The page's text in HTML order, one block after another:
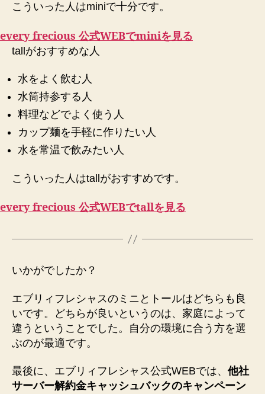
こういった人はminiで十分です。
every frecious 公式WEBでminiを見る
tallがおすすめな人
水をよく飲む人
水筒持参する人
料理などでよく使う人
カップ麺を手軽に作りたい人
水を常温で飲みたい人
こういった人はtallがおすすめです。
every frecious 公式WEBでtallを見る
いかがでしたか？
エブリィフレシャスのミニとトールはどちらも良
いです。どちらが良いというのは、家庭によって
違うということでした。自分の環境に合う方を選
ぶのが最適です。
最後に、エブリィフレシャス公式WEBでは、 他社
サーバー解約金キャッシュバックのキャンペーン